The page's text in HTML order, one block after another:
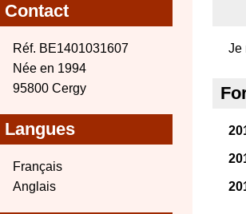
Contact
Réf. BE1401031607
Née en 1994
95800 Cergy
Langues
Français
Anglais
Je